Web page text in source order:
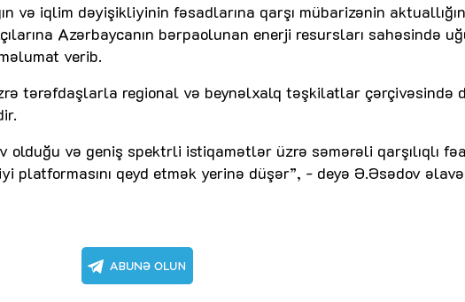
və iqlim dəyişikliyinin fəsadlarına qarşı mübarizənin
Azərbaycanın bərpaolunan enerji resursları sahəsində
verib.
tərəfdaşlarla regional və beynəlxalq təşkilatlar çərçivəsində
olduğu və geniş spektrli istiqamətlər üzrə səmərəli qarşılıqlı
qeyd etmək yerinə düşər”, - deyə Ə.Əsədov